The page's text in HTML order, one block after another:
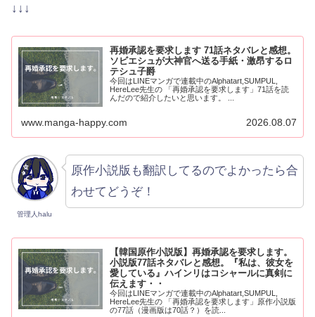
↓↓↓
再婚承認を要求します 71話ネタバレと感想。
ソビエシュが大神官へ送る手紙・激昂するロ
テシュ子爵
今回はLINEマンガで連載中のAlphatart,SUMPUL,
HereLee先生の 「再婚承認を要求します」71話を読
んだので紹介したいと思います。 ...
www.manga-happy.com 2026.08.07
管理人halu
原作小説版も翻訳してるのでよかったら合
わせてどうぞ！
【韓国原作小説版】再婚承認を要求します。
小説版77話ネタバレと感想。『私は、彼女を
愛している』ハインリはコシャールに真剣に
伝えます・・
今回はLINEマンガで連載中のAlphatart,SUMPUL,
HereLee先生の 「再婚承認を要求します」原作小説版
の77話（漫画版は70話？）を読...